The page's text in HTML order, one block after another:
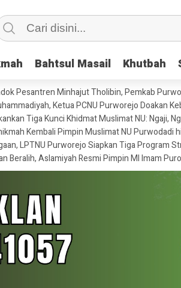
Bahtsul Masail Khutbah
Bahtsul Masail Khutbah
Pesantren Minhajut Tholibin, Pemkab
Ketua PCNU Purworejo Doakan
Tiga Kunci Khidmat Muslimat NU: Ngaji,
Kembali Pimpin Muslimat NU Purwodadi
LPTNU Purworejo Siapkan Tiga Program
Beralih, Aslamiyah Resmi Pimpin MI Imam